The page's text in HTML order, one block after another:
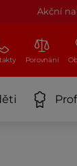
Akční
Porovnání